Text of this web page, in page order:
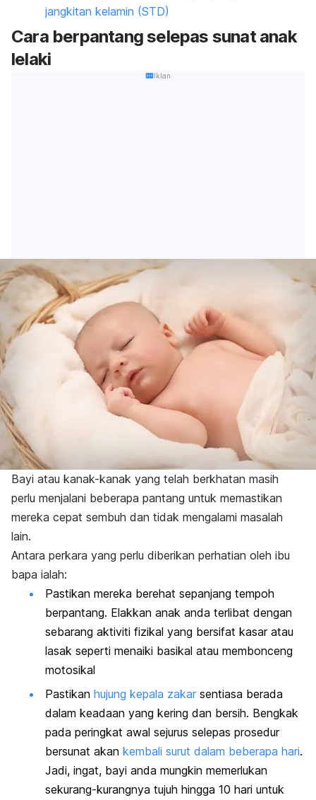
jangkitan kelamin (STD)
Cara berpantang selepas sunat anak
lelaki
Iklan
Bayi atau kanak-kanak yang telah berkhatan masih
perlu menjalani beberapa pantang untuk memastikan
mereka cepat sembuh dan tidak mengalami masalah
lain.
Antara perkara yang perlu diberikan perhatian oleh ibu
bapa ialah:
Pastikan mereka berehat sepanjang tempoh
berpantang. Elakkan anak anda terlibat dengan
sebarang aktiviti fizikal yang bersifat kasar atau
lasak seperti menaiki basikal atau membonceng
motosikal
Pastikan hujung kepala zakar sentiasa berada
dalam keadaan yang kering dan bersih. Bengkak
pada peringkat awal sejurus selepas prosedur
bersunat akan kembali surut dalam beberapa hari.
Jadi, ingat, bayi anda mungkin memerlukan
sekurang-kurangnya tujuh hingga 10 hari untuk